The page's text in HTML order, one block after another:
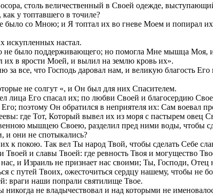
столь величественный в Своей одежде,
у топтавшего в точиле?
было со Мною; и Я топтал их во гневе Моем и попирал
настал.
не было поддерживающего; но помогла Мне мышца Моя,
в ярости Моей, и вылил на землю кровь их».
за все, что Господь даровал нам, и великую благость
не солгут «, и Он был для них Спасителем.
лица Его спасал их; по любви Своей и благосердию
поэтому Он обратился в неприятеля их: Сам воевал
где Тот, Который вывел их из моря с пастырем овец
мышцею Своею, разделил пред ними воды, чтобы
и они не спотыкались?
к покою. Так вел Ты народ Твой, чтобы сделать Себе
и славы Твоей: где ревность Твоя и могущество
и Израиль не признает нас своими; Ты, Господи, Отец
с путей Твоих, ожесточиться сердцу нашему, чтобы не
враги наши попрали святилище Твое.
не владычествовал и над которыми не